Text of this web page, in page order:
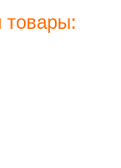
товары: